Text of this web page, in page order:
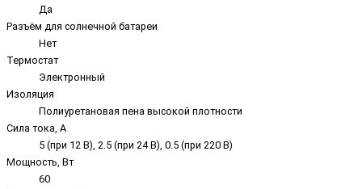
Да
Разъём для солнечной батареи
Нет
Термостат
Электронный
Изоляция
Полиуретановая пена высокой плотности
Сила тока, А
5 (при 12 В), 2.5 (при 24 В), 0.5 (при 220 В)
Мощность, Вт
60